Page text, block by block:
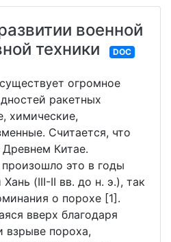
военной
техники
DOC
огромное
ракетных
химические,
Считается, что
Китае.
это в годы
(III-II вв. до н. э.), так
о порохе [1].
вверх благодаря
взрыве пороха,